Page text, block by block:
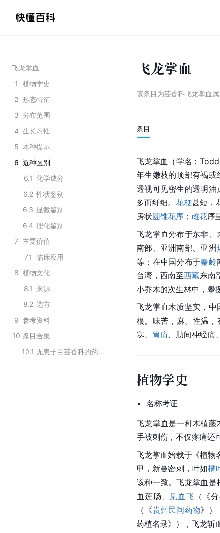
飞龙掌血
1
植物学史
2 形态特征
3 分布范围
4 生长习性
5 本种提示
6 近种区别
6.1 化学成分
6.2 性状鉴别
6.3 显微鉴别
6.4 理化鉴别
7
主要价值
7.1
临床应用
8 植物文化
8.1 来源
8.2 选方
9 参考资料
10 条目合集
10.1
无患子目芸香科的药用植物
飞龙掌血
该条目为芸香科飞龙掌血
条目
飞龙掌血（学名 ：
年生嫩枝的顶部有褐或
透视可见密生的透明油
多而纤细。花梗甚短，
房状圆锥花序 ； 雌花序
飞龙掌血分布于东非、
南部、亚洲南部、亚洲
等；在中国分布于秦岭
台湾 ，西南至西藏东南
小乔木的次生林中，攀
飞龙掌血木质坚实，中
根。味苦，麻。性温，
寒、 胃痛 肋间神经痛
植物学史
名称考证
飞龙掌血是一种木植藤
手被刺伤，不仅疼痛还
飞龙掌血始载于《植物
甲，新蔓密刺，叶如橘
该种一致。飞龙掌血是
血莲肠、
见血飞 （《
（《贵州民间药物》）
药植名录》），飞龙斩